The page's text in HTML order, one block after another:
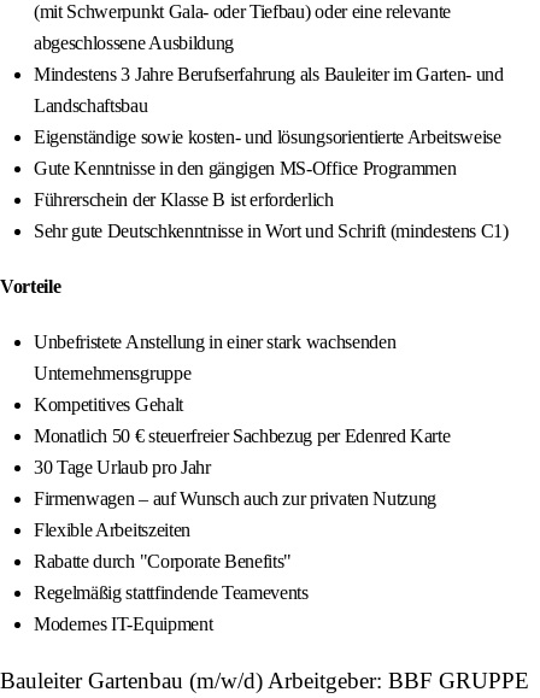
(mit Schwerpunkt Gala- oder Tiefbau) oder eine relevante
abgeschlossene Ausbildung
Mindestens 3 Jahre Berufserfahrung als Bauleiter im Garten- und
Landschaftsbau
Eigenständige sowie kosten- und lösungsorientierte Arbeitsweise
Gute Kenntnisse in den gängigen MS-Office Programmen
Führerschein der Klasse B ist erforderlich
Sehr gute Deutschkenntnisse in Wort und Schrift (mindestens C1)
Vorteile
Unbefristete Anstellung in einer stark wachsenden
Unternehmensgruppe
Kompetitives Gehalt
Monatlich 50 € steuerfreier Sachbezug per Edenred Karte
30 Tage Urlaub pro Jahr
Firmenwagen – auf Wunsch auch zur privaten Nutzung
Flexible Arbeitszeiten
Rabatte durch "Corporate Benefits"
Regelmäßig stattfindende Teamevents
Modernes IT-Equipment
Bauleiter Gartenbau (m/w/d) Arbeitgeber: BBF GRUPPE